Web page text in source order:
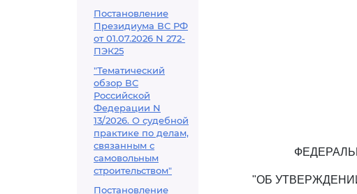
Постановление
Президиума ВС РФ
от 01.07.2026 N 272-
ПЭК25
"Тематический
обзор ВС
Российской
Федерации N
13/2026. О судебной
практике по делам,
связанным с
самовольным
строительством"
Постановление
"ОБ